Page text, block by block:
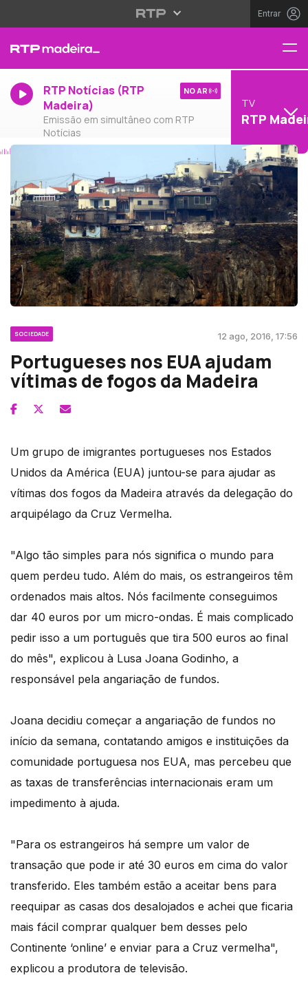
Entrar
RTP Notícias (RTP
Madeira)
Emissão em simultâneo com RTP
Notícias
NO AR
TV
RTP
SOCIEDADE 12 ago, 2016, 17:56
Portugueses nos EUA ajudam
vítimas de fogos da Madeira
Um grupo de imigrantes portugueses nos Estados
Unidos da América (EUA) juntou-se para ajudar as
vítimas dos fogos da Madeira através da delegação do
arquipélago da Cruz Vermelha.
"Algo tão simples para nós significa o mundo para
quem perdeu tudo. Além do mais, os estrangeiros têm
ordenados mais altos. Nós facilmente conseguimos
dar 40 euros por um micro-ondas. É mais complicado
pedir isso a um português que tira 500 euros ao final
do mês", explicou à Lusa Joana Godinho, a
responsável pela angariação de fundos.
Joana decidiu começar a angariação de fundos no
início da semana, contatando amigos e instituições da
comunidade portuguesa nos EUA, mas percebeu que
as taxas de transferências internacionais eram um
impedimento à ajuda.
"Para os estrangeiros há sempre um valor de
transação que pode ir até 30 euros em cima do valor
transferido. Eles também estão a aceitar bens para
reequipar as casas dos desalojados e achei que ficaria
mais fácil comprar qualquer bem desses pelo
Continente ‘online’ e enviar para a Cruz vermelha",
explicou a produtora de televisão.